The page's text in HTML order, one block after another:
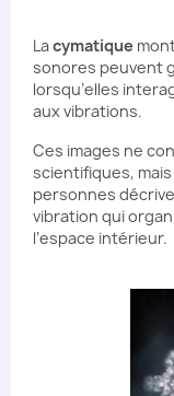
Lacymatique
sonores peuvent
lorsqu’elles
aux vibrations.
Ces images ne
scientifiques,
personnes
vibration qui
l’espace intérieur.